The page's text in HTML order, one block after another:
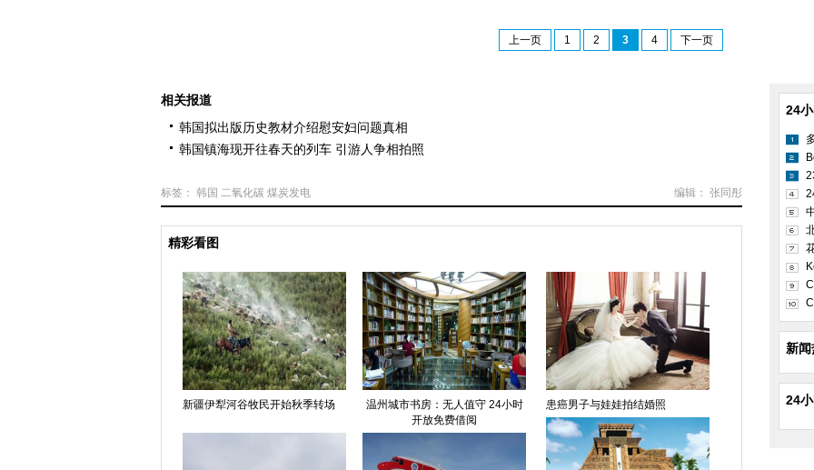
上一页 1 2 3 4 下一页
相关报道
韩国拟出版历史教材介绍慰安妇问题真相
韩国镇海现开往春天的列车 引游人争相拍照
编辑： 张同彤
标签： 韩国 二氧化碳 煤炭发电
精彩看图
新疆伊犁河谷牧民开始秋季转场
温州城市书房：无人值守 24小时
开放免费借阅
患癌男子与娃娃拍结婚照
24
新
24